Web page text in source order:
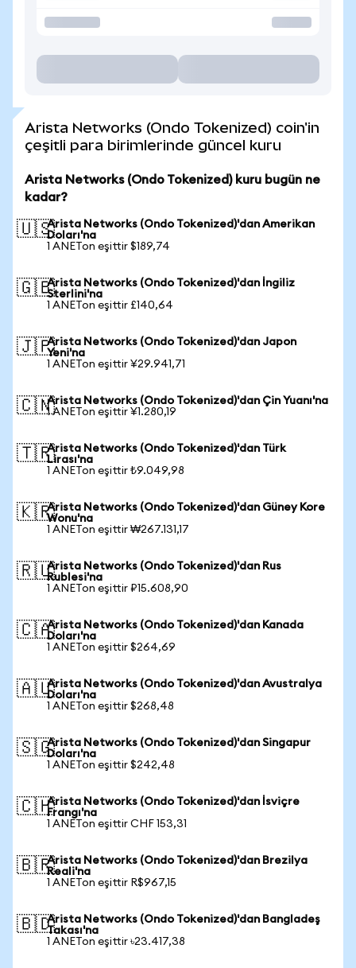
Arista Networks (Ondo Tokenized) coin'in
çeşitli para birimlerinde güncel kuru
Arista Networks (Ondo Tokenized) kuru bugün ne
kadar?
🇺🇸Arista Networks (Ondo Tokenized)'dan Amerikan
Doları'na
1 ANETon eşittir $189,74
🇬🇧Arista Networks (Ondo Tokenized)'dan İngiliz
Sterlini'na
1 ANETon eşittir £140,64
🇯🇵Arista Networks (Ondo Tokenized)'dan Japon
Yeni'na
1 ANETon eşittir ¥29.941,71
🇨🇳Arista Networks (Ondo Tokenized)'dan Çin Yuanı'na
1 ANETon eşittir ¥1.280,19
🇹🇷Arista Networks (Ondo Tokenized)'dan Türk
Lirası'na
1 ANETon eşittir ₺9.049,98
🇰🇷Arista Networks (Ondo Tokenized)'dan Güney Kore
Wonu'na
1 ANETon eşittir ₩267.131,17
🇷🇺Arista Networks (Ondo Tokenized)'dan Rus
Rublesi'na
1 ANETon eşittir ₽15.608,90
🇨🇦Arista Networks (Ondo Tokenized)'dan Kanada
Doları'na
1 ANETon eşittir $264,69
🇦🇺Arista Networks (Ondo Tokenized)'dan Avustralya
Doları'na
1 ANETon eşittir $268,48
🇸🇬Arista Networks (Ondo Tokenized)'dan Singapur
Doları'na
1 ANETon eşittir $242,48
🇨🇭Arista Networks (Ondo Tokenized)'dan İsviçre
Frangı'na
1 ANETon eşittir CHF 153,31
🇧🇷Arista Networks (Ondo Tokenized)'dan Brezilya
Reali'na
1 ANETon eşittir R$967,15
🇧🇩Arista Networks (Ondo Tokenized)'dan Bangladeş
Takası'na
1 ANETon eşittir ৳23.417,38